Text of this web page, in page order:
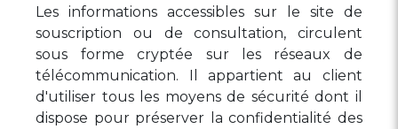
Les informations accessibles sur le site de
souscription ou de consultation, circulent
sous forme cryptée sur les réseaux de
télécommunication. Il appartient au client
d'utiliser tous les moyens de sécurité dont il
dispose pour préserver la confidentialité des